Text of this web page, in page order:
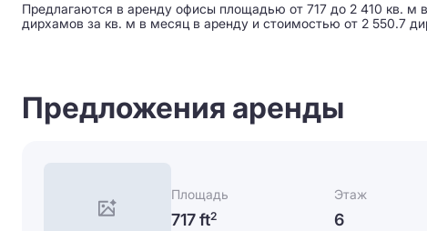
Предлагаются в аренду офисы площадью от 717 до 2 410 кв. м
дирхамов за кв. м в месяц в аренду и стоимостью от 2 550.7
Предложения аренды
Площадь
717 ft2
Этаж
6